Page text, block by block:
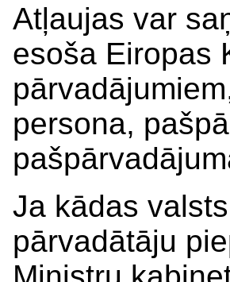
Atļaujas var
esoša Eiropas
persona,
Ja kādas
pārvadātāju